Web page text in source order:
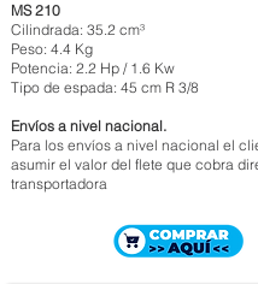
MS 210
Cilindrada: 35.2 cm³
Peso: 4.4 Kg
Potencia: 2.2 Hp / 1.6 Kw
Tipo de espada: 45 cm R 3/8
Envíos a nivel nacional.
Para los envíos a nivel nacional el
asumir el valor del flete que cobra
transportadora
MOTOSIERRA STIHL MS 212
$ 1.212.000